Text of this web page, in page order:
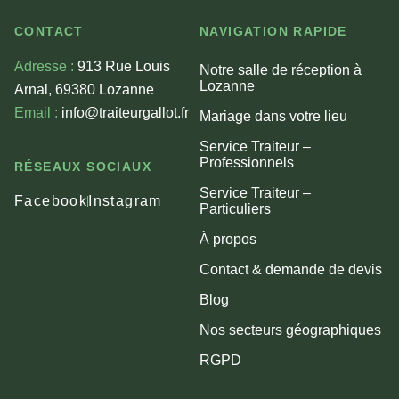
CONTACT
Adresse : 913 Rue Louis
Arnal, 69380 Lozanne
Email : info@traiteurgallot.fr
RÉSEAUX SOCIAUX
Facebook Instagram
NAVIGATION RAPIDE
Notre salle de réception à
Lozanne
Mariage dans votre lieu
Service Traiteur –
Professionnels
Service Traiteur –
Particuliers
À propos
Contact & demande de devis
Blog
Nos secteurs géographiques
RGPD